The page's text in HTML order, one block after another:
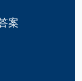
案